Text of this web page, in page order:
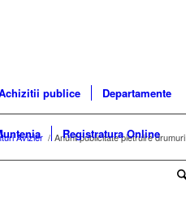
publice Departamente
Registratura Online
Avizier / Anunt publicitate pietruire drumuri